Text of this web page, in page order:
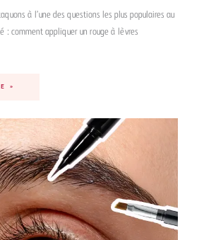
à l’une des questions les plus populaires au
: comment appliquer un rouge à lèvres
»